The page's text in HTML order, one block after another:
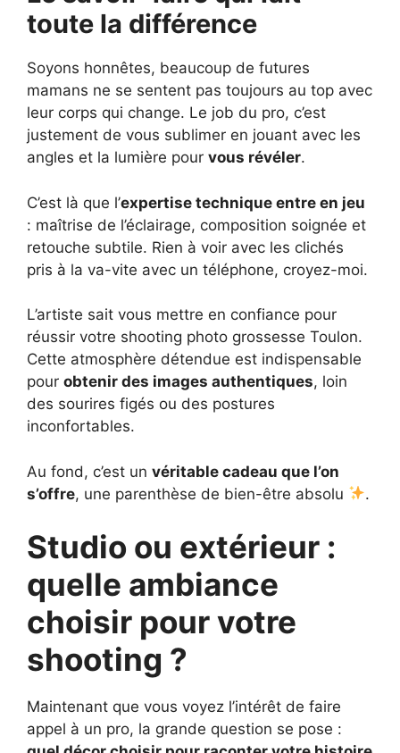
toute la différence
Soyons honnêtes, beaucoup de futures
mamans ne se sentent pas toujours au top avec
leur corps qui change. Le job du pro, c’est
justement de vous sublimer en jouant avec les
angles et la lumière pour vous révéler.
C’est là que l’expertise technique entre en jeu
: maîtrise de l’éclairage, composition soignée et
retouche subtile. Rien à voir avec les clichés
pris à la va-vite avec un téléphone, croyez-moi.
L’artiste sait vous mettre en confiance pour
réussir votre shooting photo grossesse Toulon.
Cette atmosphère détendue est indispensable
pour obtenir des images authentiques, loin
des sourires figés ou des postures
inconfortables.
Au fond, c’est un véritable cadeau que l’on
s’offre, une parenthèse de bien-être absolu .
Studio ou extérieur :
quelle ambiance
choisir pour votre
shooting ?
Maintenant que vous voyez l’intérêt de faire
appel à un pro, la grande question se pose :